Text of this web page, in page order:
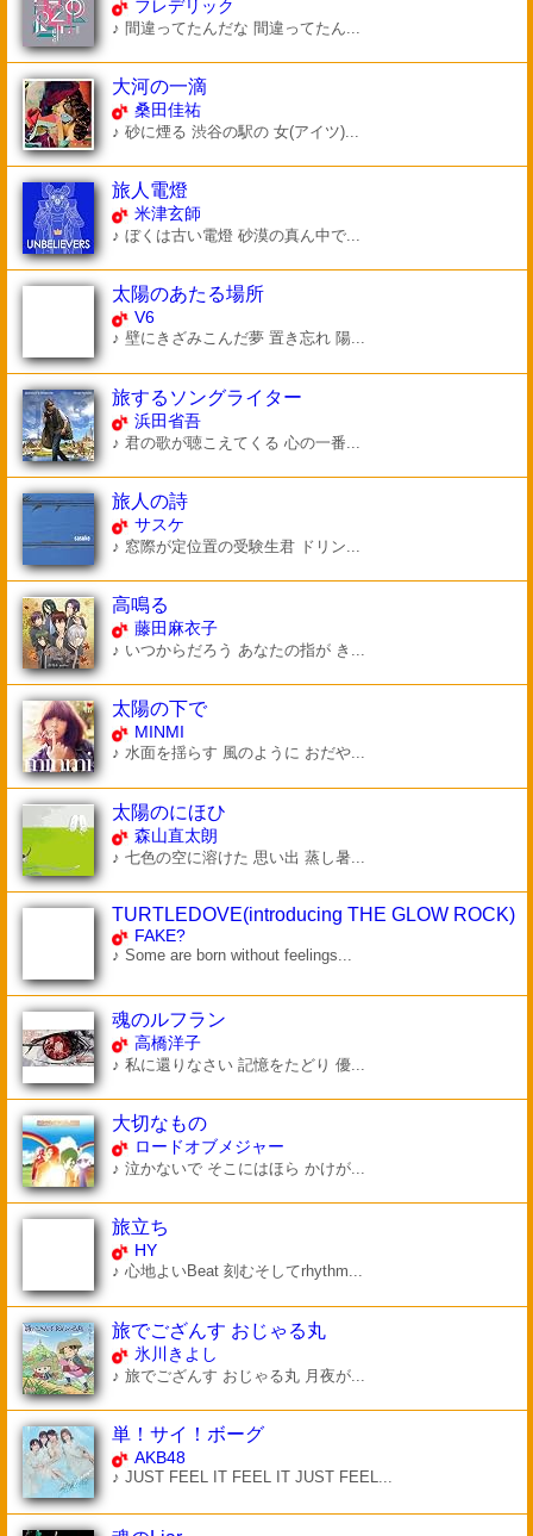
フレデリック
♪ 間違ってたんだな 間違ってたん...
大河の一滴
桑田佳祐
♪ 砂に煙る 渋谷の駅の 女(アイツ)...
旅人電燈
米津玄師
♪ ぼくは古い電燈 砂漠の真ん中で...
太陽のあたる場所
V6
♪ 壁にきざみこんだ夢 置き忘れ 陽...
旅するソングライター
浜田省吾
♪ 君の歌が聴こえてくる 心の一番...
旅人の詩
サスケ
♪ 窓際が定位置の受験生君 ドリン...
高鳴る
藤田麻衣子
♪ いつからだろう あなたの指が き...
太陽の下で
MINMI
♪ 水面を揺らす 風のように おだや...
太陽のにほひ
森山直太朗
♪ 七色の空に溶けた 思い出 蒸し暑...
TURTLEDOVE(introducing THE GLOW ROCK)
FAKE?
♪ Some are born without feelings...
魂のルフラン
高橋洋子
♪ 私に還りなさい 記憶をたどり 優...
大切なもの
ロードオブメジャー
♪ 泣かないで そこにはほら かけが...
旅立ち
HY
♪ 心地よいBeat 刻むそしてrhythm...
旅でござんす おじゃる丸
氷川きよし
♪ 旅でござんす おじゃる丸 月夜が...
単！サイ！ボーグ
AKB48
♪ JUST FEEL IT FEEL IT JUST FEEL...